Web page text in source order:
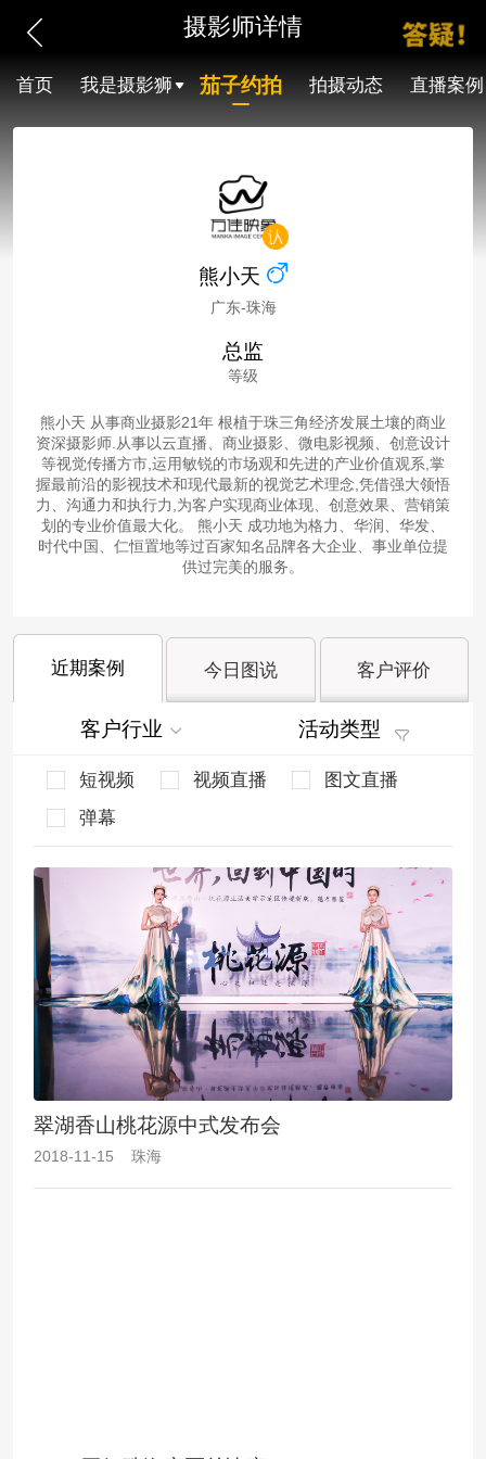
摄影师详情
首页 我是摄影狮 茄子约拍 拍摄动态 直播案例
熊小天
广东-珠海
总监
等级
熊小天 从事商业摄影21年 根植于珠三角经济发展土壤的商业
资深摄影师.从事以云直播、商业摄影、微电影视频、创意设计
等视觉传播方市,运用敏锐的市场观和先进的产业价值观系,掌
握最前沿的影视技术和现代最新的视觉艺术理念,凭借强大领悟
力、沟通力和执行力,为客户实现商业体现、创意效果、营销策
划的专业价值最大化。 熊小天 成功地为格力、华润、华发、
时代中国、仁恒置地等过百家知名品牌各大企业、事业单位提
供过完美的服务。
近期案例 今日图说 客户评价
客户行业 活动类型
短视频 视频直播
图文直播
弹幕
翠湖香山桃花源中式发布会
2018-11-15 珠海